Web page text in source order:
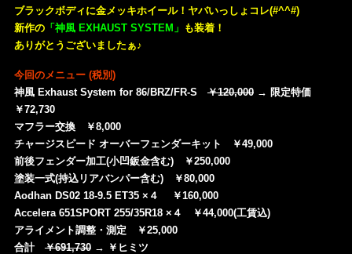
ブラックボディに金メッキホイール！ヤバいっしょコレ(#^^#)
新作の「神風 EXHAUST SYSTEM」 も装着！
ありがとうございましたぁ♪
今回のメニュー (税別)
神風 Exhaust System for 86/BRZ/FR-S ￥120,000→ 限定特価
￥72,730
マフラー交換 ￥8,000
チャージスピード オーバーフェンダーキット ￥49,000
前後フェンダー加工(小凹鈑金含む) ￥250,000
塗装一式(持込リアバンパー含む) ￥80,000
Aodhan DS02 18-9.5 ET35 ×４ ￥160,000
Accelera 651SPORT 255/35R18 ×４ ￥44,000(工賃込)
アライメント調整・測定 ￥25,000
合計 ￥691,730→ ￥ヒミツ